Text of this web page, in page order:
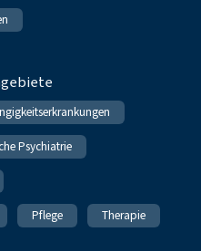
Psychiatrie
Pflege Therapie